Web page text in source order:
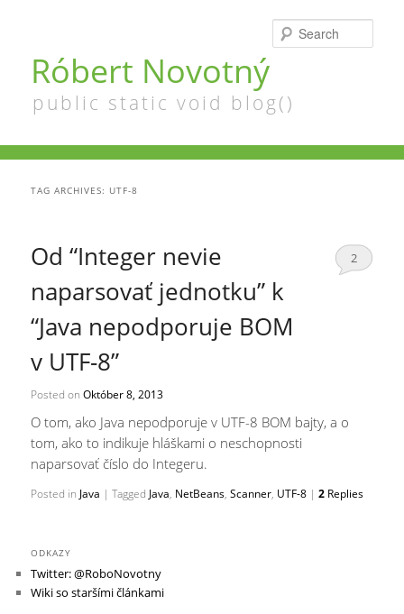
Róbert Novotný
public static void blog()
TAG ARCHIVES: UTF-8
Od “Integer nevie
naparsovať jednotku” k
“Java nepodporuje BOM
v UTF-8”
Posted onOktóber 8, 2013
2
O tom, ako Java nepodporuje v UTF-8 BOM bajty, a o
tom, ako to indikuje hláškami o neschopnosti
naparsovať číslo do Integeru.
Posted in Java |Tagged Java, NetBeans,Scanner, UTF-8 |2 Replies
ODKAZY
Twitter: @RoboNovotny
Wiki so staršími článkami